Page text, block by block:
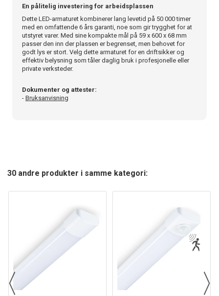
En pålitelig investering for arbeidsplassen
Dette LED-armaturet kombinerer lang levetid på 50 000 timer
med en omfattende 6 års garanti, noe som gir trygghet for at
utstyret varer. Med sine kompakte mål på 59 x 600 x 68 mm
passer den inn der plassen er begrenset, men behovet for
godt lys er stort. Velg dette armaturet for en driftsikker og
effektiv belysning som tåler daglig bruk i profesjonelle eller
private verksteder.
Dokumenter og attester:
- Bruksanvisning
30 andre produkter i samme kategori: